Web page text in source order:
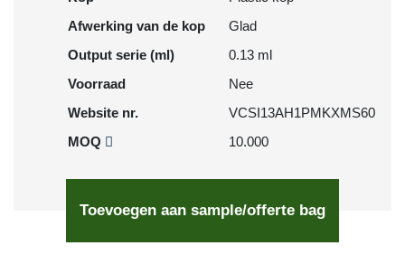
Afwerking van de kop
Glad
Output serie (ml)
0.13 ml
Voorraad
Nee
Website nr.
VCSI13AH1PMKXMS60
MOQ
10.000
Toevoegen aan sample/offerte bag